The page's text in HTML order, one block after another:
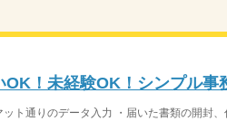
OK！未経験OK！シンプル事
ット通りのデータ入力 ・届いた書類の開封